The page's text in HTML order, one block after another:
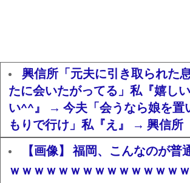
興信所「元夫に引き取られた
たに会いたがってる」私『嬉し
い^^』 → 今夫「会うなら娘を置
もりで行け」私『え』 → 興信所
【画像】 福岡、こんなのが普
ｗｗｗｗｗｗｗｗｗｗｗｗｗｗ